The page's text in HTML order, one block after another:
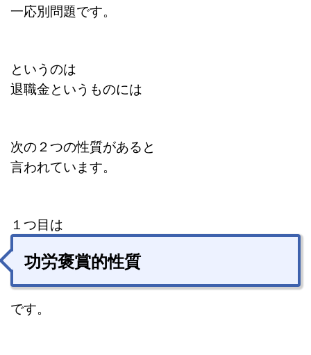
一応別問題です。
というのは
退職金というものには
次の２つの性質があると
言われています。
１つ目は
功労褒賞的性質
です。